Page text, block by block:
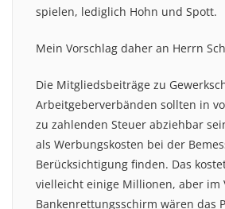
spielen, lediglich Hohn und Spott.
Mein Vorschlag daher an Herrn
Die Mitgliedsbeiträge zu
Arbeitgeberverbänden sollten in
zu zahlenden Steuer abziehbar
als Werbungskosten bei der
Berücksichtigung finden. Das
vielleicht einige Millionen, aber im
Bankenrettungsschirm wären das